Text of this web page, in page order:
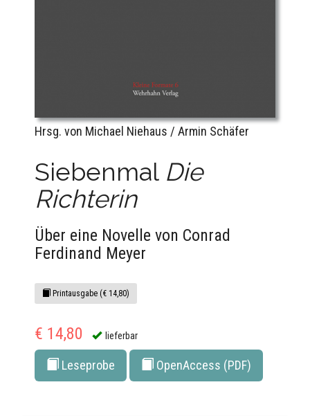
Hrsg. von Michael Niehaus / Armin Schäfer
Siebenmal Die
Richterin
Über eine Novelle von Conrad
Ferdinand Meyer
Printausgabe (€ 14,80)
€ 14,80 lieferbar
Leseprobe OpenAccess (PDF)